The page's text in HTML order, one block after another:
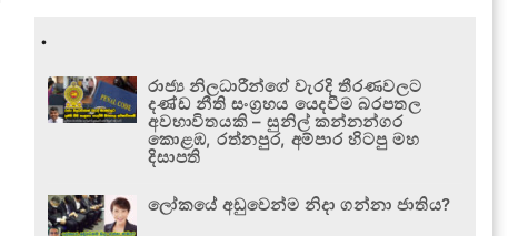
.
රාජ්‍ය නිලධාරීන්ගේ වැරදි තීරණවලට
දණ්ඩ නීති සංග්‍රහය යෙදවීම බරපතල
අවභාවිතයකි – සුනිල් කන්නන්ගර
කොළඹ, රත්නපුර, අම්පාර හිටපු මහ
දිසාපති
ලෝකයේ අඩුවෙන්ම නිදා ගන්නා ජාතිය?